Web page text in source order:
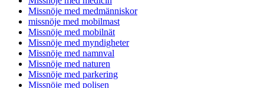
Missnöje med medmänniskor
missnöje med mobilmast
Missnöje med mobilnät
Missnöje med myndigheter
Missnöje med namnval
Missnöje med naturen
Missnöje med parkering
Missnöje med polisen